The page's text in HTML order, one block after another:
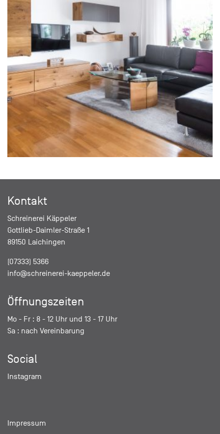
Kontakt
Schreinerei Käppeler
Gottlieb-Daimler-Straße 1
89150 Laichingen
(07333) 5366
info@schreinerei-kaeppeler.de
Öffnungszeiten
Mo - Fr : 8 - 12 Uhr und 13 - 17 Uhr
Sa : nach Vereinbarung
Social
Instagram
Impressum